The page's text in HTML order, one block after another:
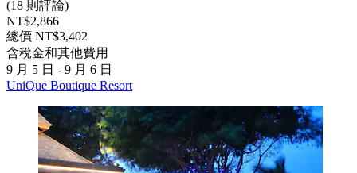
(18 則評論)
NT$2,866
總價 NT$3,402
含稅金和其他費用
9 月 5 日 - 9 月 6 日
UniQue Boutique Resort